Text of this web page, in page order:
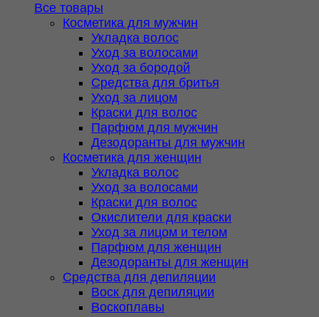
Все товары
Косметика для мужчин
Укладка волос
Уход за волосами
Уход за бородой
Средства для бритья
Уход за лицом
Краски для волос
Парфюм для мужчин
Дезодоранты для мужчин
Косметика для женщин
Укладка волос
Уход за волосами
Краски для волос
Окислители для краски
Уход за лицом и телом
Парфюм для женщин
Дезодоранты для женщин
Средства для депиляции
Воск для депиляции
Воскоплавы